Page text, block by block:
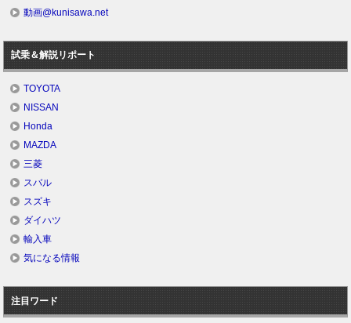
動画@kunisawa.net
試乗＆解説リポート
TOYOTA
NISSAN
Honda
MAZDA
三菱
スバル
スズキ
ダイハツ
輸入車
気になる情報
注目ワード